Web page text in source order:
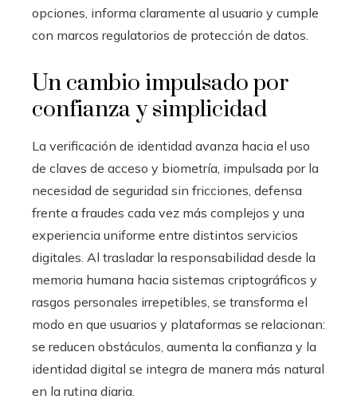
opciones, informa claramente al usuario y cumple
con marcos regulatorios de protección de datos.
Un cambio impulsado por
confianza y simplicidad
La verificación de identidad avanza hacia el uso
de claves de acceso y biometría, impulsada por la
necesidad de seguridad sin fricciones, defensa
frente a fraudes cada vez más complejos y una
experiencia uniforme entre distintos servicios
digitales. Al trasladar la responsabilidad desde la
memoria humana hacia sistemas criptográficos y
rasgos personales irrepetibles, se transforma el
modo en que usuarios y plataformas se relacionan:
se reducen obstáculos, aumenta la confianza y la
identidad digital se integra de manera más natural
en la rutina diaria.